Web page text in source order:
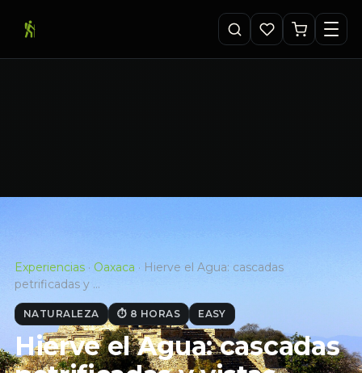
Experiencias · Oaxaca · Hierve el Agua: cascadas
petrificadas y …
NATURALEZA ⏱ 8 HORAS EASY
Hierve el Agua: cascadas